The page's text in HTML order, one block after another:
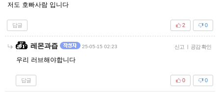
저도 호빠사람 입니다
답글 0
2
레몬과즙 25-05-15 02:23 신고 | 공감 확인
우리 러브해야합니다
답글 0
0